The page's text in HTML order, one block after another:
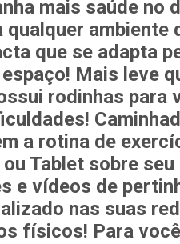
mais saúde no
qualquer ambiente
que se adapta
Mais leve
rodinhas para
a rotina de
Tablet sobre
e vídeos de
nas suas
físicos! Para